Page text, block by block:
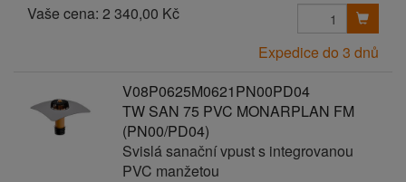
Vaše cena: 2 340,00 Kč
Expedice do 3 dnů
V08P0625M0621PN00PD04
TW SAN 75 PVC MONARPLAN FM
(PN00/PD04)
Svislá sanační vpust s integrovanou
PVC manžetou